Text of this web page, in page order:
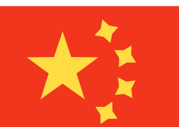
de dinheiro de TRY para CNY
como o valor da transferência.
transferências de valores mais altos
menores e melhores taxas de câmbio.
de comparação para comparar as
Finansbank com Xe.
Por que transferir com a